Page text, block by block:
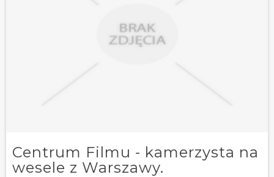
Centrum Filmu - kamerzysta na
wesele z Warszawy.